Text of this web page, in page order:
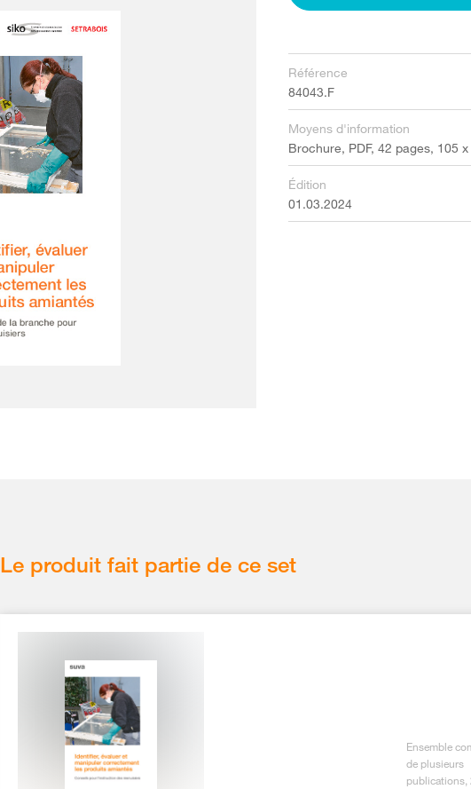
Référence
84043.F
Moyens d'information
Brochure, PDF, 42 pages, 105
Édition
01.03.2024
Le produit fait partie de ce set
Ensemble
de plusieurs
publications,